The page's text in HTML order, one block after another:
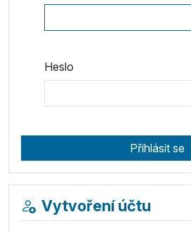
Heslo
Přihlásit se
Vytvoření účtu